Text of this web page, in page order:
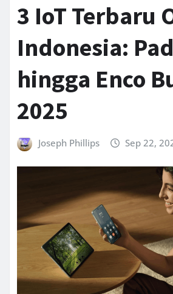
3 IoT Terbaru
Indonesia:
hingga Enco
2025
Joseph Phillips Sep 22,